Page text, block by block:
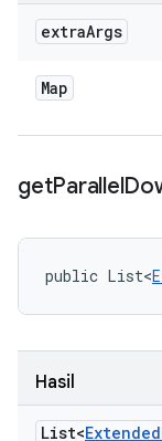
extraArgs
Map
getParallel
public List<
Hasil
List<Extended